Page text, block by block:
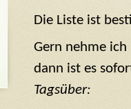
Die Liste ist
Gern nehme ich
dann ist es
Tagsüber: